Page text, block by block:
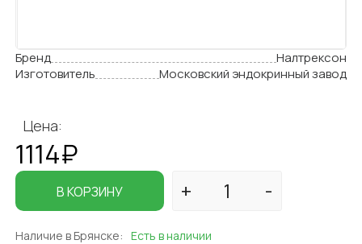
Бренд
Налтрексон
Изготовитель
Московский эндокринный завод
Цена:
1114₽
В КОРЗИНУ
Наличие в Брянске: Есть в наличии